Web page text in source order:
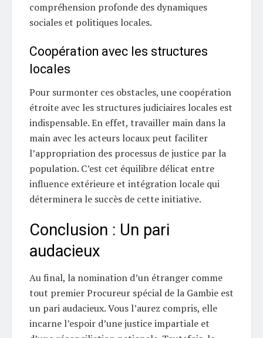
compréhension profonde des dynamiques
sociales et politiques locales.
Coopération avec les structures
locales
Pour surmonter ces obstacles, une coopération
étroite avec les structures judiciaires locales est
indispensable. En effet, travailler main dans la
main avec les acteurs locaux peut faciliter
l’appropriation des processus de justice par la
population. C’est cet équilibre délicat entre
influence extérieure et intégration locale qui
déterminera le succès de cette initiative.
Conclusion : Un pari
audacieux
Au final, la nomination d’un étranger comme
tout premier Procureur spécial de la Gambie est
un pari audacieux. Vous l’aurez compris, elle
incarne l’espoir d’une justice impartiale et